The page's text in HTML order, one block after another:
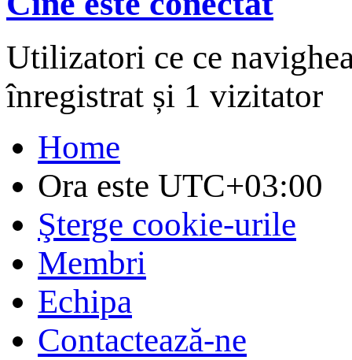
Utilizatori ce ce
înregistrat și 1 vizitator
Home
Ora este UTC+03:00
Şterge cookie-urile
Membri
Echipa
Contactează-ne